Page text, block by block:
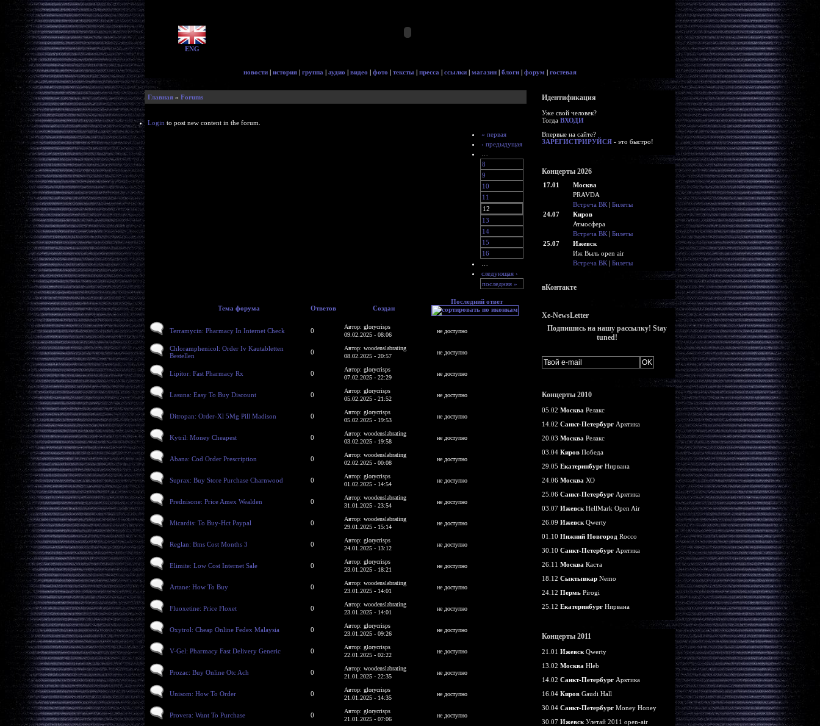
ENG
новости | история | группа | аудио | видео | фото | тексты | пресса | ссылки | магазин | блоги | форум | гостевая
Главная » Forums
Login to post new content in the forum.
« первая
‹ предыдущая
8
9
10
11
12
13
14
15
16
следующая ›
последняя »
Тема форума Ответов Создан
Последний ответ
Terramycin: Pharmacy In Internet Check 0
Автор: glorycrisps
09.02.2025 - 08:06
не доступно
Chloramphenicol: Order Iv Kautabletten
Bestellen
0
Автор: woodenslabrating
08.02.2025 - 20:57
не доступно
Lipitor: Fast Pharmacy Rx 0
Автор: glorycrisps
07.02.2025 - 22:29
не доступно
Lasuna: Easy To Buy Discount 0
Автор: glorycrisps
05.02.2025 - 21:52
не доступно
Ditropan: Order-Xl 5Mg Pill Madison 0
Автор: glorycrisps
05.02.2025 - 19:53
не доступно
Kytril: Money Cheapest 0
Автор: woodenslabrating
03.02.2025 - 19:58
не доступно
Abana: Cod Order Prescription 0
Автор: woodenslabrating
02.02.2025 - 00:08
не доступно
Suprax: Buy Store Purchase Charnwood 0
Автор: glorycrisps
01.02.2025 - 14:54
не доступно
Prednisone: Price Amex Wealden 0
Автор: woodenslabrating
31.01.2025 - 23:54
не доступно
Micardis: To Buy-Hct Paypal 0
Автор: woodenslabrating
29.01.2025 - 15:14
не доступно
Reglan: Bms Cost Months 3 0
Автор: glorycrisps
24.01.2025 - 13:12
не доступно
Elimite: Low Cost Internet Sale 0
Автор: glorycrisps
23.01.2025 - 18:21
не доступно
Artane: How To Buy 0
Автор: woodenslabrating
23.01.2025 - 14:01
не доступно
Fluoxetine: Price Floxet 0
Автор: woodenslabrating
23.01.2025 - 14:01
не доступно
Oxytrol: Cheap Online Fedex Malaysia 0
Автор: glorycrisps
23.01.2025 - 09:26
не доступно
V-Gel: Pharmacy Fast Delivery Generic 0
Автор: glorycrisps
22.01.2025 - 02:22
не доступно
Prozac: Buy Online Otc Ach 0
Автор: woodenslabrating
21.01.2025 - 22:35
не доступно
Unisom: How To Order 0
Автор: glorycrisps
21.01.2025 - 14:35
не доступно
Provera: Want To Purchase 0
Автор: glorycrisps
21.01.2025 - 07:06
не доступно
Идентификация
Уже свой человек?
Тогда ВХОДИ
Впервые на сайте?
ЗАРЕГИСТРИРУЙСЯ - это быстро!
Концерты 2026
17.01
Москва
PRAVDA
Встреча ВК | Билеты
24.07
Киров
Атмосфера
Встреча ВК | Билеты
25.07
Ижевск
Иж Выль open air
Встреча ВК | Билеты
вКонтакте
Xe-NewsLetter
Подпишись на нашу рассылку! Stay
tuned!
Концерты 2010
05.02 Москва Релакс
14.02 Санкт-Петербург Арктика
20.03 Москва Релакс
03.04 Киров Победа
29.05 Екатеринбург Нирвана
24.06 Москва ХО
25.06 Санкт-Петербург Арктика
03.07 Ижевск HellMark Open Air
26.09 Ижевск Qwerty
01.10 Нижний Новгород Rocco
30.10 Санкт-Петербург Арктика
26.11 Москва Каста
18.12 Сыктывкар Nemo
24.12 Пермь Pirogi
25.12 Екатеринбург Нирвана
Концерты 2011
21.01 Ижевск Qwerty
13.02 Москва Hleb
14.02 Санкт-Петербург Арктика
16.04 Киров Gaudi Hall
30.04 Санкт-Петербург Money Honey
30.07 Ижевск Улетай 2011 open-air